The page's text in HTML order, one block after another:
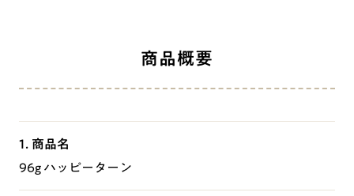
商品概要
1. 商品名
96g ハッピーターン